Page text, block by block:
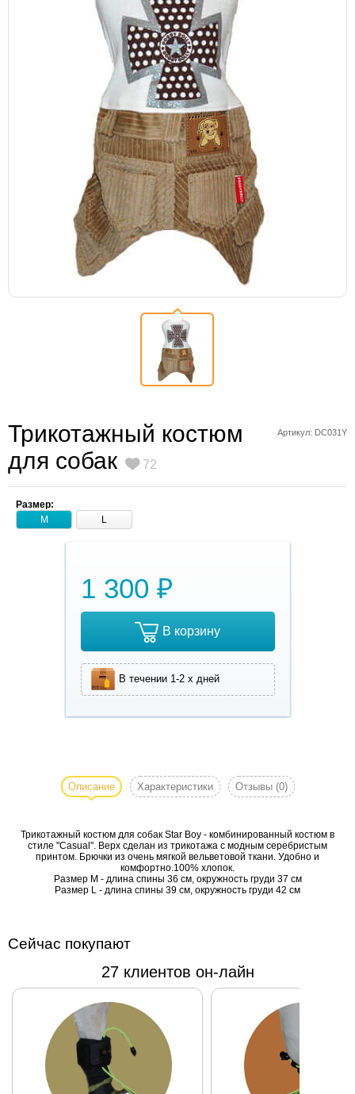
Артикул: DC031Y
Трикотажный костюм
для собак
72
Размер:
M
L
1 300 ₽
В корзину
В течении 1-2 х дней
собак Star Boy -
комбинированный
"Casual". Верх
сделан из
из очень мягкой
комфортно.100%
Размер М -
длина спины 36
см, окружность
груди 37 см
Описание Характеристики Отзывы (0)
Трикотажный костюм для собак Star Boy - комбинированный костюм в
стиле "Casual". Верх сделан из трикотажа с модным серебристым
принтом. Брючки из очень мягкой вельветовой ткани. Удобно и
комфортно.100% хлопок.
Размер М - длина спины 36 см, окружность груди 37 см
Размер L - длина спины 39 см, окружность груди 42 см
Сейчас покупают
27 клиентов он-лайн